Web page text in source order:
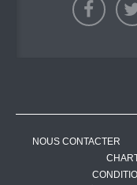
NOUS CONTACTER